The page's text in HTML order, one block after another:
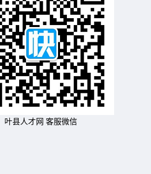
叶县人才网 客服微信